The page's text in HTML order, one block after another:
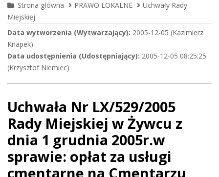
Strona główna PRAWO LOKALNE
Uchwały Rady
Miejskiej
Data wytworzenia (Wytwarzający): 2005-12-05 (Kazimierz
Knapek)
Data udostępnienia (Udostępniający): 2005-12-05 08:25:25
(Krzysztof Niemiec)
Uchwała Nr LX/529/2005
Rady Miejskiej w Żywcu z
dnia 1 grudnia 2005r.w
sprawie: opłat za usługi
cmentarne na Cmentarzu